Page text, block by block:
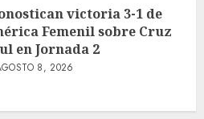
victoria 3-1 de
Femenil sobre Cruz
en Jornada 2
8, 2026